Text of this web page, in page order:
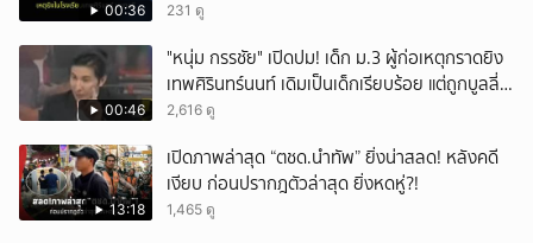
00:36 231 ดู
00:46
"หนุ่ม กรรชัย" เปิดปม! เด็ก ม.3 ผู้ก่อเหตุกราดยิง
เทพศิรินทร์นนท์ เดิมเป็นเด็กเรียบร้อย แต่ถูกบูลลี่
หนัก คาดแรงกดดันสะสมกลายเป็นแรงแค้น จนก่อ
2,616 ดู
13:18
เปิดภาพล่าสุด “ตชด.นำทัพ” ยิ่งน่าสลด! หลังคดี
เงียบ ก่อนปรากฎตัวล่าสุด ยิ่งหดหู่?!
1,465 ดู